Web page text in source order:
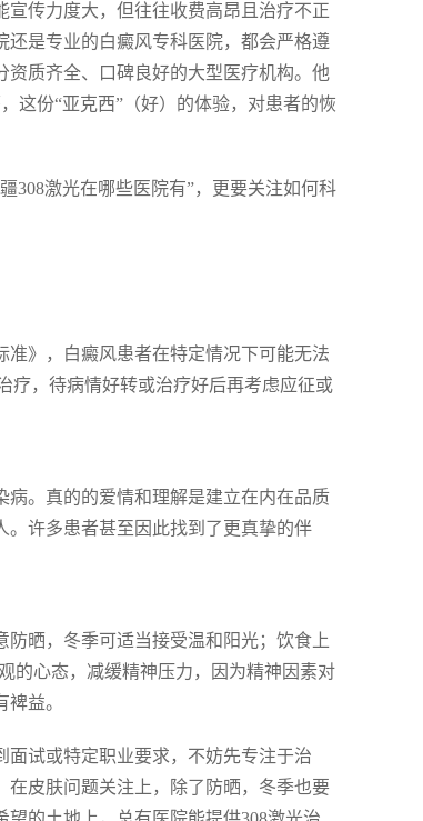
传力度大，但往往收费高昂且治疗不正
是专业的白癜风专科医院，都会严格遵
质齐全、口碑良好的大型医疗机构。他
这份“亚克西”（好）的体验，对患者的恢
308激光在哪些医院有”，更要关注如何科
》，白癜风患者在特定情况下可能无法
疗，待病情好转或治疗好后再考虑应征或
。真的的爱情和理解是建立在内在品质
。许多患者甚至因此找到了更真挚的伴
晒，冬季可适当接受温和阳光；饮食上
的心态，减缓精神压力，因为精神因素对
益。
试或特定职业要求，不妨先专注于治
皮肤问题关注上，除了防晒，冬季也要